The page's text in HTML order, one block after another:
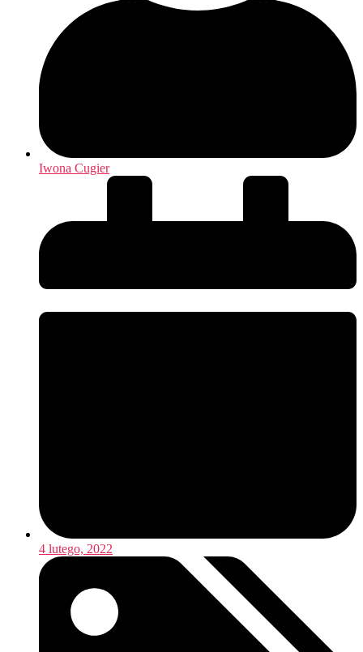
Iwona Cugier
4 lutego, 2022